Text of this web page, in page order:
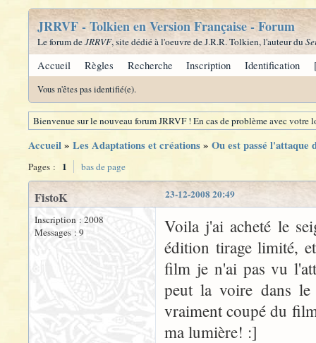
JRRVF - Tolkien en Version Française - Forum
Le forum deJRRVF, site dédié à l'oeuvre de J.R.R. Tolkien, l'auteur du
Accueil Règles Recherche Inscription Identification
Vous n'êtes pas identifié(e).
Bienvenue sur le nouveau forum JRRVF ! En cas de problème avec
Accueil» Les Adaptations et créations» Ou est passé l'attaque
Pages : 1 bas de page
23-12-2008 20:49
FistoK
Inscription : 2008
Messages : 9
Voila j'ai acheté le
édition tirage limité,
film je n'ai pas vu
peut la voire dans
vraiment coupé du
ma lumière! :]